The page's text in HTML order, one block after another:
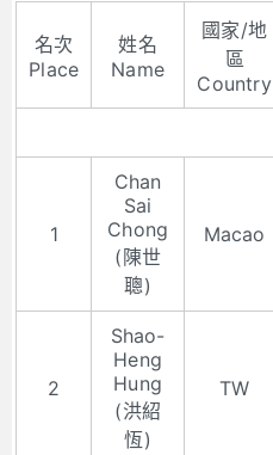
名次
Place
姓名
Name
國家/地
區
Country
1
Chan
Sai
Chong
(陳世
聰)
Macao
2
Shao-
Heng
Hung
(洪紹
恆)
TW